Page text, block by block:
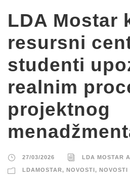
LDA Mostar
resursni
studenti
realnim
projektnog
27/03/2026 LDA MOSTAR
LDAMOSTAR, NOVOSTI, NOVOSTI